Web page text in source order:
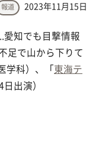
報道 2023年11月15日
愛知でも目撃情報
足で山から下りて
学科）、「東海テ
出演）